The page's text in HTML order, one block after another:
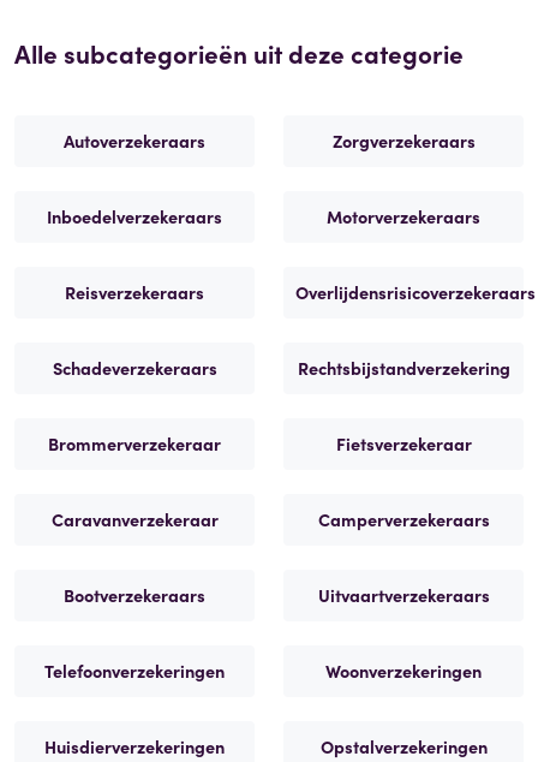
Alle subcategorieën uit deze categorie
Autoverzekeraars Zorgverzekeraars
Inboedelverzekeraars Motorverzekeraars
Reisverzekeraars Overlijdensrisicoverzekeraars
Schadeverzekeraars Rechtsbijstandverzekering
Brommerverzekeraar Fietsverzekeraar
Caravanverzekeraar Camperverzekeraars
Bootverzekeraars Uitvaartverzekeraars
Telefoonverzekeringen Woonverzekeringen
Huisdierverzekeringen Opstalverzekeringen